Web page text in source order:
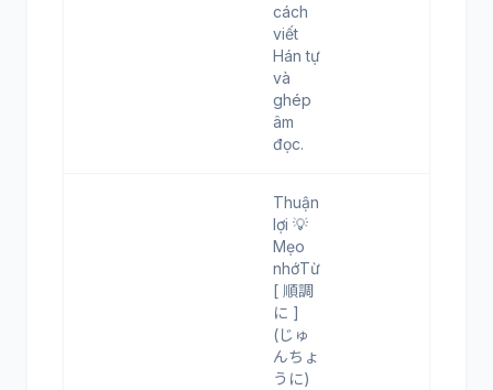
cách
viết
Hán tự
và
ghép
âm
đọc.
Thuận
lợi 💡
Mẹo
nhớTừ
[ 順調
に ]
(じゅ
んちょ
うに)